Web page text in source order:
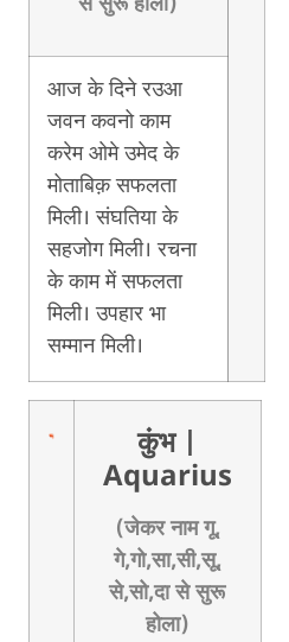
आज के दिने रउआ
जवन कवनो काम
करेम ओमे उमेद के
मोताबिक़ सफलता
मिली। संघतिया के
सहजोग मिली। रचना
के काम में सफलता
मिली। उपहार भा
सम्मान मिली।
कुंभ
Aquarius
(जेकर नाम गू,
गे,गो,सा,सी,सू,
से,सो,दा से सुरू
होला)